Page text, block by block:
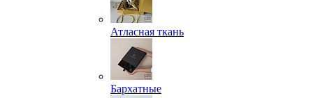
Атласная ткань
Бархатные